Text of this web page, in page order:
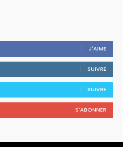
J'AIME
SUIVRE
SUIVRE
S'ABONNER